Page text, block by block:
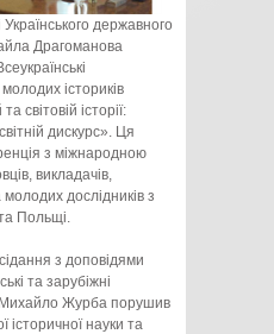
державного
Драгоманова
істориків
світовій історії:
дискурс». Ця
з міжнародною
викладачів,
молодих дослідників з
та Польщі.
з доповідями
та зарубіжні
Журба порушив
історичної науки та